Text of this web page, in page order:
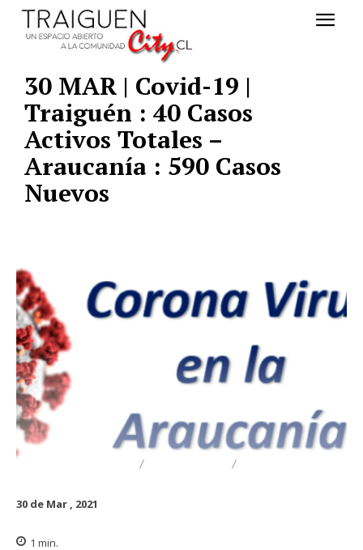
30 MAR | Covid-19 |
Traiguén : 40 Casos
Activos Totales –
Araucanía : 590 Casos
Nuevos
30 de Mar , 2021
1 min.